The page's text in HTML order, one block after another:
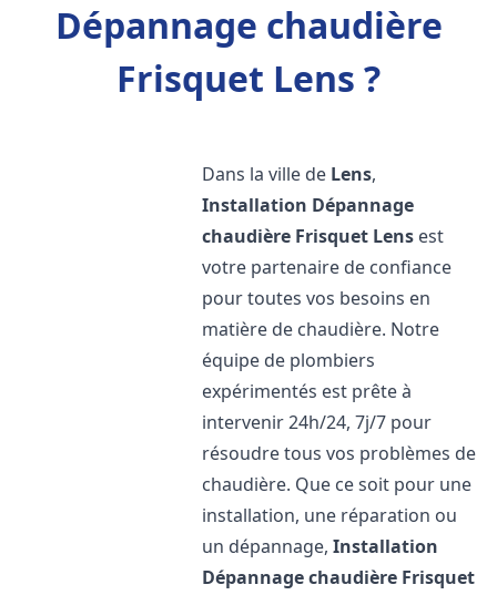
Dépannage chaudière
Frisquet Lens ?
Dans la ville de Lens,
Installation Dépannage
chaudière Frisquet Lens est
votre partenaire de confiance
pour toutes vos besoins en
matière de chaudière. Notre
équipe de plombiers
expérimentés est prête à
intervenir 24h/24, 7j/7 pour
résoudre tous vos problèmes de
chaudière. Que ce soit pour une
installation, une réparation ou
un dépannage,Installation
Dépannage chaudière Frisquet